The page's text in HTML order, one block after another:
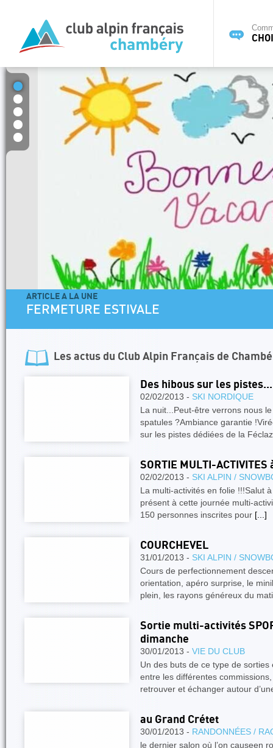
ARTICLE A LA UNE
FERMETURE ESTIVALE
Les actus du Club Alpin Français de
Des hibous sur les
02/02/2013 - SKI NORDIQUE
La nuit...Peut-être verrons nous
spatules ?Ambiance garantie
sur les pistes dédiées de la
SORTIE MULTI-ACTIVITES
02/02/2013 - SKI ALPIN /
La multi-activités en folie !!!Salut
présent à cette journée multi-
150 personnes inscrites pour [...]
COURCHEVEL
31/01/2013 - SKI ALPIN /
Cours de perfectionnement
orientation, apéro surprise, le
plein, les rayons généreux du
Sortie multi-activités
dimanche
30/01/2013 - VIE DU CLUB
Un des buts de ce type de
entre les différentes
retrouver et échanger autour
au Grand Crétet
30/01/2013 - RANDONNÉES /
le dernier salon où l’on causeen